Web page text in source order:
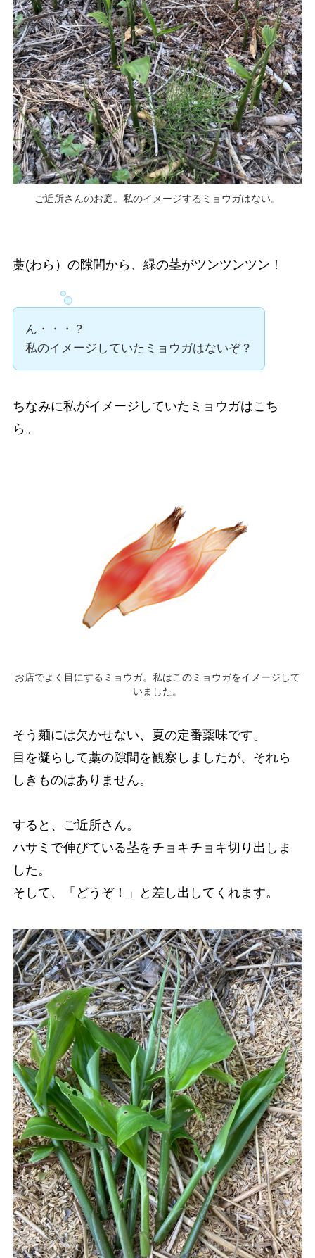
ご近所さんのお庭。私のイメージするミョウガはない。
藁(わら）の隙間から、緑の茎がツンツンツン！
ん・・・？
私のイメージしていたミョウガはないぞ？
ちなみに私がイメージしていたミョウガはこち
ら。
お店でよく目にするミョウガ。私はこのミョウガをイメージして
いました。
そう麺には欠かせない、夏の定番薬味です。
目を凝らして藁の隙間を観察しましたが、それら
しきものはありません。
すると、ご近所さん。
ハサミで伸びている茎をチョキチョキ切り出しま
した。
そして、「どうぞ！」と差し出してくれます。